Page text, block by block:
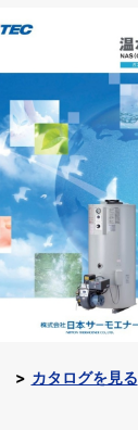
カタログを見る